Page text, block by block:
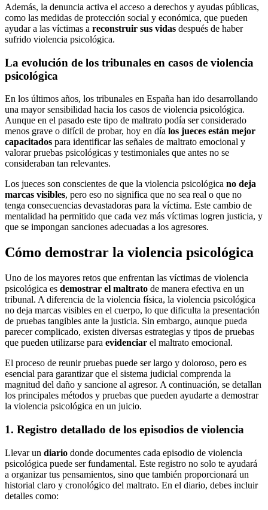
Además, la denuncia activa el acceso a derechos y ayudas públicas,
como las medidas de protección social y económica, que pueden
ayudar a las víctimas a reconstruir sus vidas después de haber
sufrido violencia psicológica.
La evolución de los tribunales en casos de violencia
psicológica
En los últimos años, los tribunales en España han ido desarrollando
una mayor sensibilidad hacia los casos de violencia psicológica.
Aunque en el pasado este tipo de maltrato podía ser considerado
menos grave o difícil de probar, hoy en día los jueces están mejor
capacitados para identificar las señales de maltrato emocional y
valorar pruebas psicológicas y testimoniales que antes no se
consideraban tan relevantes.
Los jueces son conscientes de que la violencia psicológica no deja
marcas visibles, pero eso no significa que no sea real o que no
tenga consecuencias devastadoras para la víctima. Este cambio de
mentalidad ha permitido que cada vez más víctimas logren justicia, y
que se impongan sanciones adecuadas a los agresores.
Cómo demostrar la violencia psicológica
Uno de los mayores retos que enfrentan las víctimas de violencia
psicológica es demostrar el maltrato de manera efectiva en un
tribunal. A diferencia de la violencia física, la violencia psicológica
no deja marcas visibles en el cuerpo, lo que dificulta la presentación
de pruebas tangibles ante la justicia. Sin embargo, aunque pueda
parecer complicado, existen diversas estrategias y tipos de pruebas
que pueden utilizarse para evidenciar el maltrato emocional.
El proceso de reunir pruebas puede ser largo y doloroso, pero es
esencial para garantizar que el sistema judicial comprenda la
magnitud del daño y sancione al agresor. A continuación, se detallan
los principales métodos y pruebas que pueden ayudarte a demostrar
la violencia psicológica en un juicio.
1. Registro detallado de los episodios de violencia
Llevar un diario donde documentes cada episodio de violencia
psicológica puede ser fundamental. Este registro no solo te ayudará
a organizar tus pensamientos, sino que también proporcionará un
historial claro y cronológico del maltrato. En el diario, debes incluir
detalles como: